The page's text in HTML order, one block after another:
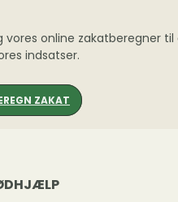
vores online zakatberegner
indsatser.
ZAKAT